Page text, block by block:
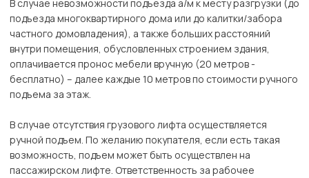
В случае невозможности подъезда а/м к месту разгрузки (до
подъезда многоквартирного дома или до калитки/забора
частного домовладения), а также больших расстояний
внутри помещения, обусловленных строением здания,
оплачивается пронос мебели вручную (20 метров -
бесплатно) – далее каждые 10 метров по стоимости ручного
подъема за этаж.
В случае отсутствия грузового лифта осуществляется
ручной подъем. По желанию покупателя, если есть такая
возможность, подъем может быть осуществлен на
пассажирском лифте. Ответственность за рабочее